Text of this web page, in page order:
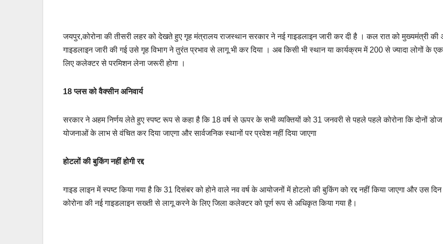
जयपुर,कोरोना की तीसरी लहर को देखते हुए गृह मंत्रालय राजस्थान सरकार ने नई गाइडलाइन जारी कर दी है । कल रात को मुख्यमंत्री
गाइडलाइन जारी की गई उसे गृह विभाग ने तुरंत प्रभाव से लागू भी कर दिया । अब किसी भी स्थान या कार्यक्रम में 200 से ज्यादा लोगों के
लिए कलेक्टर से परमिशन लेना जरूरी होगा ।
18 प्लस को वैक्सीन अनिवार्य
सरकार ने अहम निर्णय लेते हुए स्पष्ट रूप से कहा है कि 18 वर्ष से ऊपर के सभी व्यक्तियों को 31 जनवरी से पहले पहले कोरोना कि दोनों
योजनाओं के लाभ से वंचित कर दिया जाएगा और सार्वजनिक स्थानों पर प्रवेश नहीं दिया जाएगा
होटलों की बुकिंग नहीं होगी रद्द
गाइड लाइन में स्पष्ट किया गया है कि 31 दिसंबर को होने वाले नव वर्ष के आयोजनों में होटलो की बुकिंग को रद्द नहीं किया जाएगा और उस दिन
कोरोना की नई गाइडलाइन सख्ती से लागू करने के लिए जिला कलेक्टर को पूर्ण रूप से अधिकृत किया गया है।